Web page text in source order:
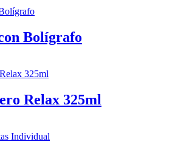
Bolígrafo
Relax 325ml